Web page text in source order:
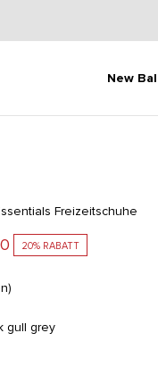
New
Freizeitschuhe
20% RABATT
gull grey